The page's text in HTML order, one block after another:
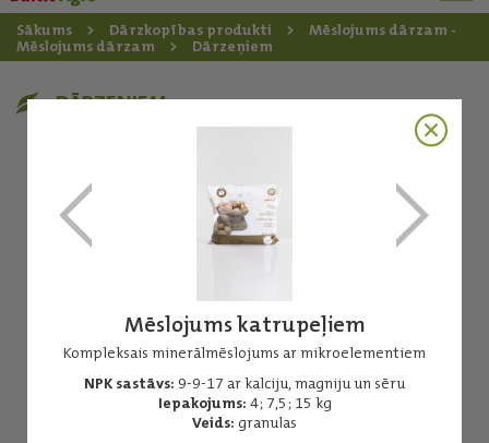
Sākums Dārzkopības produkti
Mēslojums dārzam -
Mēslojums dārzam
Dārzeņiem
Mēslojums katrupeļiem
Kompleksais minerālmēslojums ar mikroelementiem
NPK sastāvs: 9-9-17 ar kalciju, magniju un sēru
Iepakojums: 4; 7,5; 15 kg
Veids: granulas
DĀRZEŅIEM
Mēslojums gurķiem
Augstākās kvalitātes kompleksais minerālmēslojums bez hlora